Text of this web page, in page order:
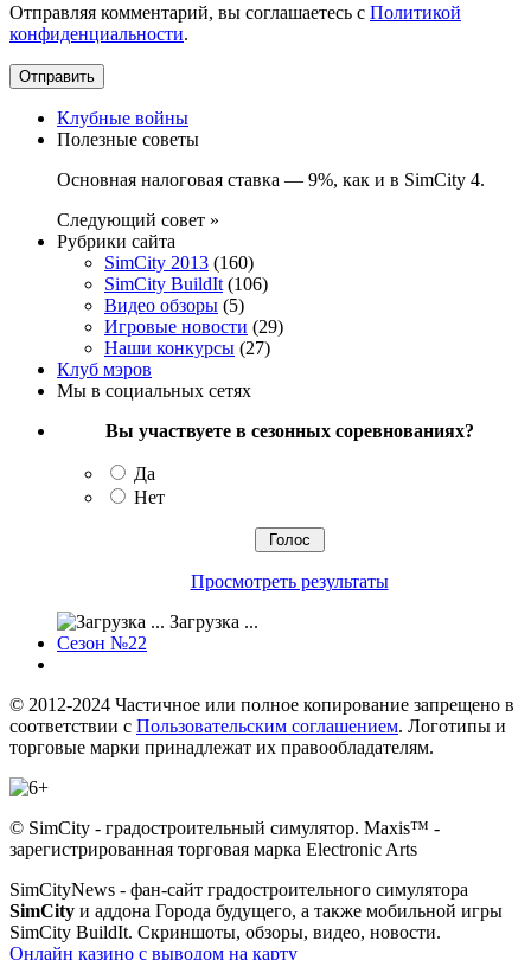
Отправляя комментарий, вы соглашаетесь с Политикой
конфиденциальности.
Клубные войны
Полезные советы
Основная налоговая ставка — 9%, как и в SimCity 4.
Следующий совет »
Рубрики сайта
SimCity 2013 (160)
SimCity BuildIt (106)
Видео обзоры (5)
Игровые новости (29)
Наши конкурсы (27)
Клуб мэров
Мы в социальных сетях
Вы участвуете в сезонных соревнованиях?
Да
Нет
Просмотреть результаты
Загрузка ...
Сезон №22
© 2012-2024 Частичное или полное копирование запрещено в
соответствии с Пользовательским соглашением. Логотипы и
торговые марки принадлежат их правообладателям.
© SimCity - градостроительный симулятор. Maxis™ -
зарегистрированная торговая марка Electronic Arts
SimCityNews - фан-сайт градостроительного симулятора
SimCity и аддона Города будущего, а также мобильной игры
SimCity BuildIt. Скриншоты, обзоры, видео, новости.
Онлайн казино с выводом на карту